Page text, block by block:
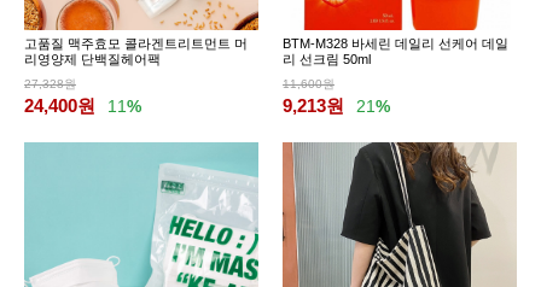
고품질 맥주효모 콜라겐트리트먼트 머
리영양제 단백질헤어팩
27,328원
24,400원 11%
BTM-M328 바세린 데일리 선케어 데일
리 선크림 50ml
11,600원
9,213원 21%